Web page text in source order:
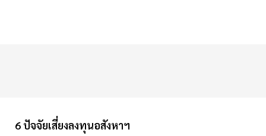
6 ปัจจัยเสี่ยงลงทุนอสังหาฯ